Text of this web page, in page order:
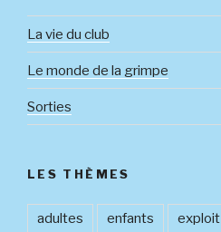
La vie du club
Le monde de la grimpe
Sorties
LES THÈMES
adultes enfants exploit